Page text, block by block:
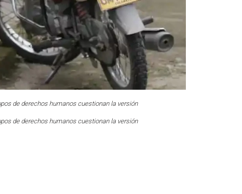
de derechos humanos cuestionan la versión
de derechos humanos cuestionan la versión